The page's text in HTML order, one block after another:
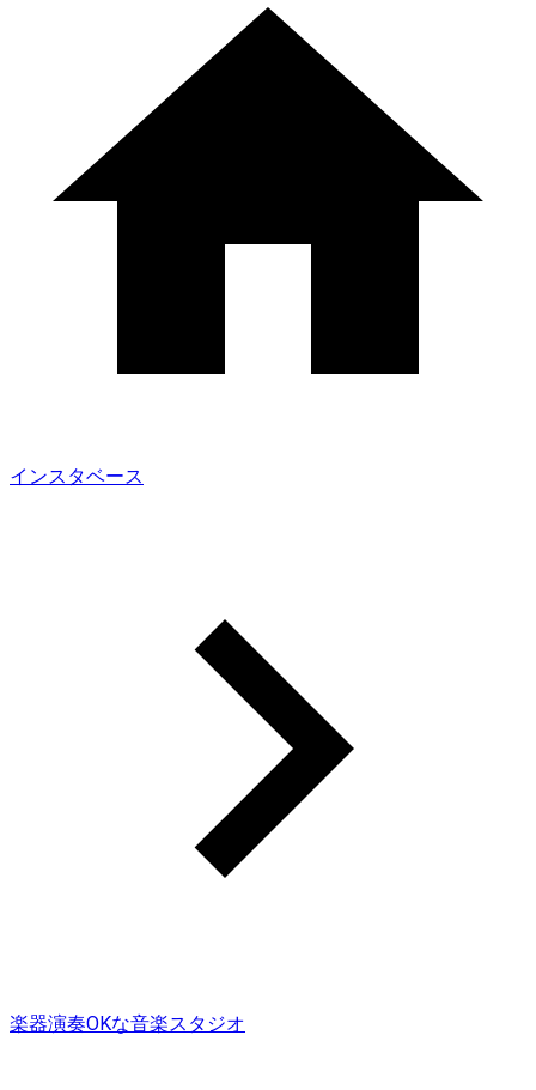
インスタベース
楽器演奏OKな音楽スタジオ